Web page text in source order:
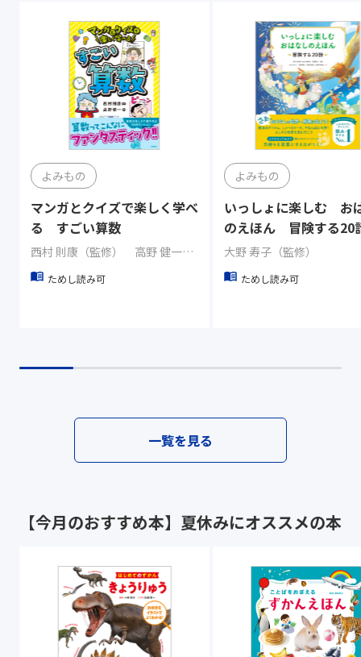
よみもの
マンガとクイズで楽しく学べ
る すごい算数
西村 則康（監修） 高野 健一（著）
ためし読み可
よみもの
いっしょに楽しむ お
のえほん 冒険する20
大野 寿子（監修）
ためし読み可
一覧を見る
【今月のおすすめ本】夏休みにオススメの本